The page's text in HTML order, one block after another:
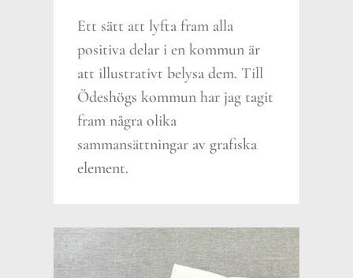
Ett sätt att lyfta fram alla
positiva delar i en kommun är
att illustrativt belysa dem. Till
Ödeshögs kommun har jag tagit
fram några olika
sammansättningar av grafiska
element.